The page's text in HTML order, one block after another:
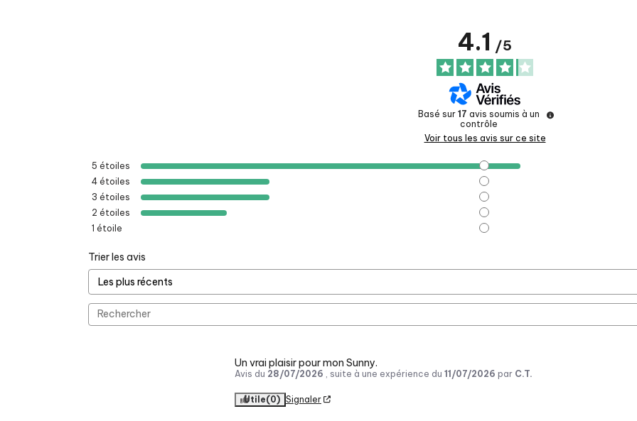
4.1/5
Basé sur 17 avis soumis à un
contrôle
Voir tous les avis sur ce site
5 étoiles
4 étoiles
3 étoiles
2 étoiles
1 étoile
Trier les avis
Un vrai plaisir pour mon Sunny.
Avis du 28/07/2026 , suite à une expérience du 11/07/2026 par C.T.
Utile(0) Signaler